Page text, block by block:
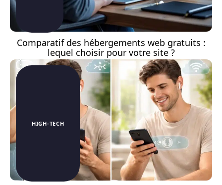
Comparatif des hébergements web gratuits :
lequel choisir pour votre site ?
HIGH-TECH